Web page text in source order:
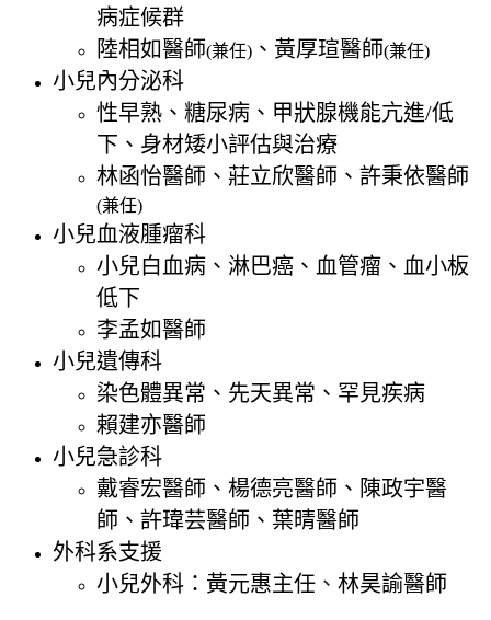
病症候群
陸相如醫師(兼任) 、黃厚瑄醫師(兼任)
小兒內分泌科
性早熟、糖尿病、甲狀腺機能亢進/低
下、身材矮小評估與治療
林函怡醫師、莊立欣醫師、許秉依醫師
(兼任)
小兒血液腫瘤科
小兒白血病、淋巴癌、血管瘤、血小板
低下
李孟如醫師
小兒遺傳科
染色體異常、先天異常、罕見疾病
賴建亦醫師
小兒急診科
戴睿宏醫師、楊德亮醫師、陳政宇醫
師、許瑋芸醫師、葉晴醫師
外科系支援
小兒外科：黃元惠主任 、 林昊諭醫師